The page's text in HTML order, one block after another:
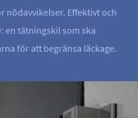
nödavvikelser. Effektivt och
en tätningskil som ska
för att begränsa läckage.